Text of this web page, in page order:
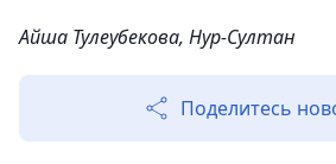
Айша Тулеубекова, Нур-Султан
Поделитесь